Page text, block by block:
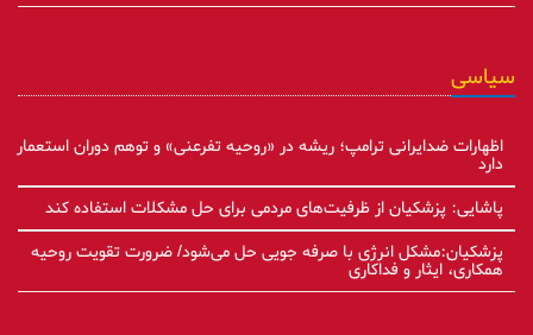
سیاسی
اظهارات ضدایرانی ترامپ؛ ریشه در «روحیه تفرعنی» و توهم دوران استعمار
دارد
پاشایی: پزشکیان از ظرفیت‌های مردمی برای حل مشکلات استفاده کند
پزشکیان:مشکل انرژی با صرفه جویی حل می‌شود/ ضرورت تقویت روحیه
همکاری، ایثار و فداکاری